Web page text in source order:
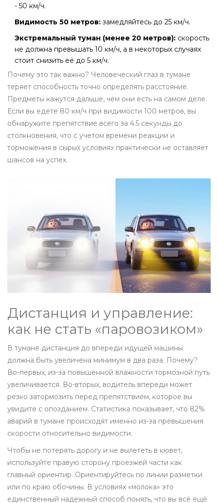
- 50 км/ч.
Видимость 50 метров: замедляйтесь до 25 км/ч.
Экстремальный туман (менее 20 метров): скорость
не должна превышать 10 км/ч, а в некоторых случаях
стоит снизить её до 5 км/ч.
Почему это так важно? Человеческий глаз в тумане
теряет способность точно определять расстояние.
Предметы кажутся дальше, чем они есть на самом деле.
Если вы едете 80 км/ч при видимости 100 метров, вы
обнаружите препятствие всего за 4.5 секунды до
столкновения, что с учетом времени реакции и
торможения в сырых условиях практически не оставляет
шансов на успех.
Дистанция и управление:
как не стать «паровозиком»
В тумане дистанция до впереди идущей машины
должна быть увеличена минимум в два раза. Почему?
Во-первых, из-за повышенной влажности тормозной путь
увеличивается. Во-вторых, водитель впереди может
резко затормозить перед препятствием, которое вы
увидите с опозданием. Статистика показывает, что 82%
аварий в тумане происходят именно из-за превышения
скорости относительно видимости.
Чтобы не потерять дорогу и не вылететь в кювет,
используйте правую сторону проезжей части как
главный ориентир. Ориентируйтесь по линии разметки
или по краю обочины. В условиях «молока» это
единственный надежный способ понять, что вы всё ещё